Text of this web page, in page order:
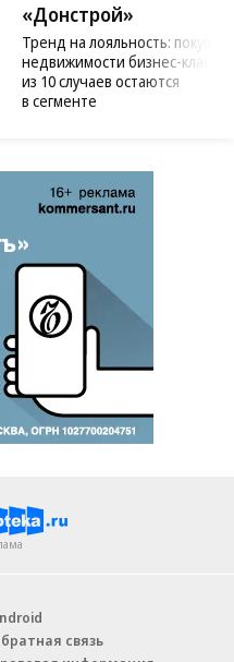
«Донстрой»
Тренд на лояльность:
недвижимости бизнес-класса
из 10 случаев остаются
в сегменте
связь